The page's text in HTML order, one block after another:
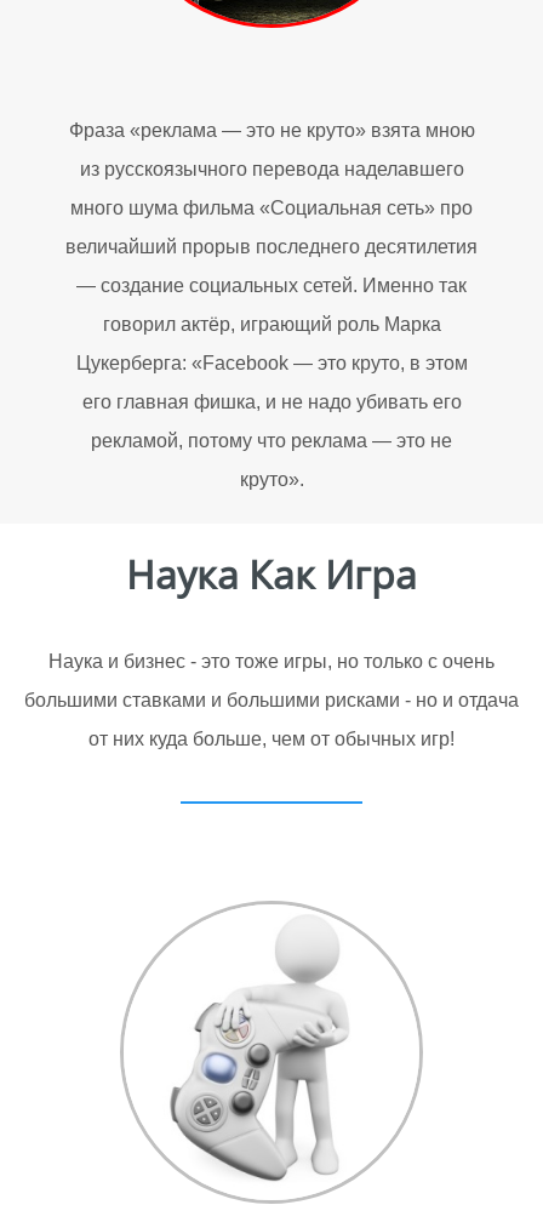
Фраза «реклама — это не круто» взята мною
из русскоязычного перевода наделавшего
много шума фильма «Социальная сеть» про
величайший прорыв последнего десятилетия
— создание социальных сетей. Именно так
говорил актёр, играющий роль Марка
Цукерберга: «Facebook — это круто, в этом
его главная фишка, и не надо убивать его
рекламой, потому что реклама — это не
круто».
Наука Как Игра
Наука и бизнес - это тоже игры, но только с очень
большими ставками и большими рисками - но и отдача
от них куда больше, чем от обычных игр!